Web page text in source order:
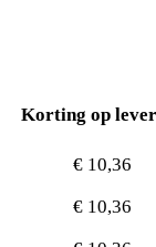
Korting op
€ 10,36
€ 10,36